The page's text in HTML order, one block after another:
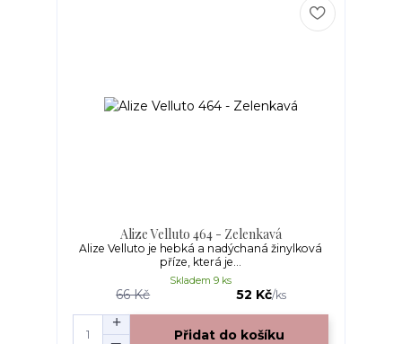
Alize Velluto 464 - Zelenkavá
Alize Velluto je hebká a nadýchaná žinylková
příze, která je...
66 Kč 52 Kč/ks
Skladem 9 ks
Přidat do košíku